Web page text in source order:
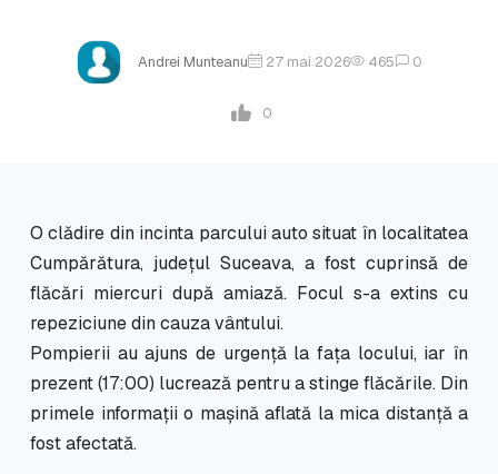
Andrei Munteanu 27 mai 2026 465 0
0
O clădire din incinta parcului auto situat în localitatea
Cumpărătura, județul Suceava, a fost cuprinsă de
flăcări miercuri după amiază. Focul s-a extins cu
repeziciune din cauza vântului.
Pompierii au ajuns de urgență la fața locului, iar în
prezent (17:00) lucrează pentru a stinge flăcările. Din
primele informații o mașină aflată la mica distanță a
fost afectată.